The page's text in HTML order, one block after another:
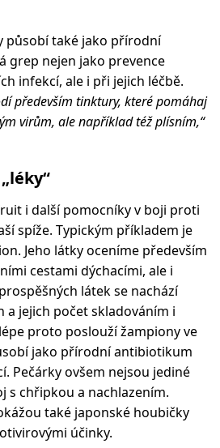
působí také jako přírodní
grep nejen jako prevence
infekcí, ale i při jejich léčbě.
především tinktury, které pomáhaj
virům, ale například též plísním,“
„léky“
i další pomocníky v boji proti
spíže. Typickým příkladem je
Jeho látky oceníme především
cestami dýchacími, ale i
látek se nachází
a jejich počet skladováním i
proto poslouží žampiony ve
jako přírodní antibiotikum
Pečárky ovšem nejsou jediné
s chřipkou a nachlazením.
také japonské houbičky
účinky.